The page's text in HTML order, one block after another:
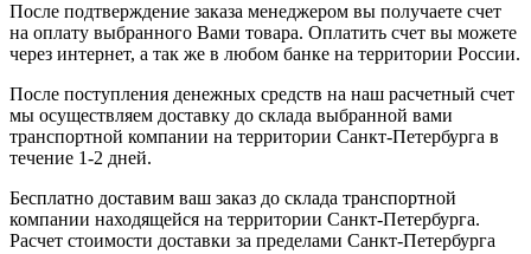
После подтверждение заказа менеджером вы получаете счет
на оплату выбранного Вами товара. Оплатить счет вы можете
через интернет, а так же в любом банке на территории России.
После поступления денежных средств на наш расчетный счет
мы осуществляем доставку до склада выбранной вами
транспортной компании на территории Санкт-Петербурга в
течение 1-2 дней.
Бесплатно доставим ваш заказ до склада транспортной
компании находящейся на территории Санкт-Петербурга.
Расчет стоимости доставки за пределами Санкт-Петербурга